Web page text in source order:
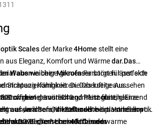
Scalesder Marke4Home stellt eine
aus Eleganz, Komfort und Wärmedar.Das
Wabenin beige-grauen Farbtönen lässt sich
kombinieren. Das luftige Aussehen
wirken gemütlich und harmonisch. Eine
ausweichem Mikroflanellmit plastischem
ausweichem cremefarbenem
aus weicher Mikrofasersorgt für perfekte
Strapazierfähigkeit. Die Oberseite aus
Stoffgewicht von 240 g/m² ist glatt, glänzend
an, während die Unterseite in Lammfelloptik
von 220 g/m² eine weiche und warme
cmbietet ausreichend Platz für eine
auf dem Sofa, im Bett oder beim Vorlesen von
Die Decke istbei 40 °C in der